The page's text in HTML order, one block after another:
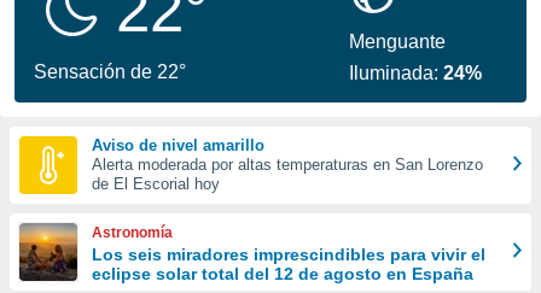
calidad.
a este
las
y
forma
digital
basada
Sensación de 22°
Menguante
Iluminada:24%
Aviso de nivel amarillo
Alerta moderada por altas temperaturas en San Lorenzo
de El Escorial hoy
Astronomía
Los seis miradores imprescindibles para vivir el
eclipse solar total del 12 de agosto en España